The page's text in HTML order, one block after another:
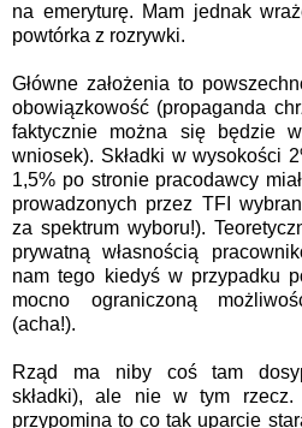
na emeryturę. Mam jednak
powtórka z rozrywki.
Główne założenia to
obowiązkowość (propaganda
faktycznie można się będzie
wniosek). Składki w wysokości
1,5% po stronie pracodawcy
prowadzonych przez TFI
za spektrum wyboru!).
prywatną własnością
nam tego kiedyś w przypadku
mocno ograniczoną
(acha!).
Rząd ma niby coś tam
składki), ale nie w tym
przypomina to co tak uparcie